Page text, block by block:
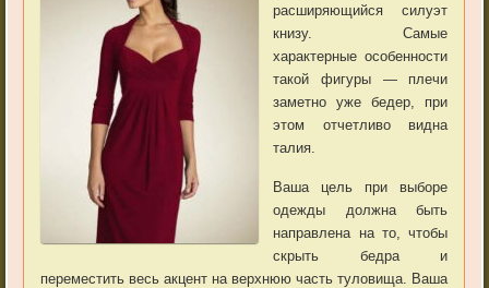
расширяющийся силуэт
книзу. Самые
характерные особенности
такой фигуры — плечи
заметно уже бедер, при
этом отчетливо видна
талия.
Ваша цель при выборе
одежды должна быть
направлена на то, чтобы
скрыть бедра и
переместить весь акцент на верхнюю часть туловища. Ваша